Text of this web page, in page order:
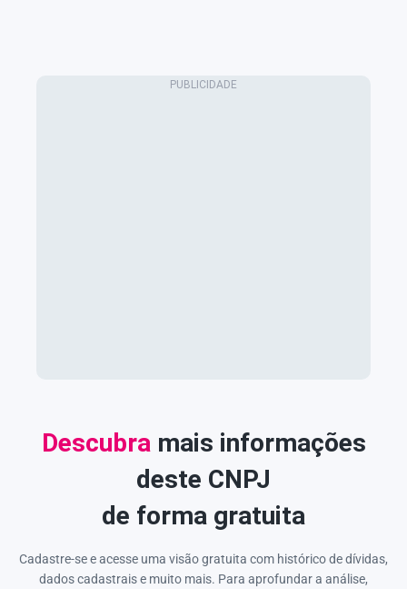
Descubra mais informações
deste CNPJ
de forma gratuita
Cadastre-se e acesse uma visão gratuita com histórico de dívidas,
dados cadastrais e muito mais. Para aprofundar a análise,